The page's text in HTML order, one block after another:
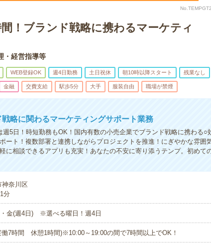
！ブランド戦略に携わるマーケティ
・経営指導等
WEB登録OK 週4日勤務 土日祝休 朝10時以降スタート 残業なし
金融 交費支給 駅歩5分 大手 服装自由 職場が禁煙
戦略に関わるマーケティングサポート業務
5日！時短勤務もOK！国内有数の小売企業でブランド戦略に携わる○
ート！複数部署と連携しながらプロジェクトを推進！にぎやかな雰囲
に相談できるアプリも充実！あなたの不安に寄り添うテンプ。初めて
神奈川区
分
・金(週4日) ※選べる曜日！週4日
働7時間 休憩1時間)※10:00～19:00の間で7時間以上でOK！